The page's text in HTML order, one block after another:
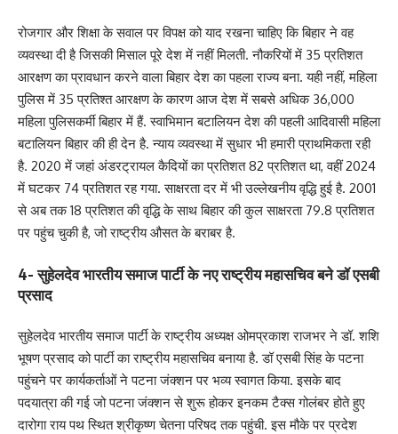
रोजगार और शिक्षा के सवाल पर विपक्ष को याद रखना चाहिए कि बिहार ने वह
व्यवस्था दी है जिसकी मिसाल पूरे देश में नहीं मिलती. नौकरियों में 35 प्रतिशत
आरक्षण का प्रावधान करने वाला बिहार देश का पहला राज्य बना. यही नहीं, महिला
पुलिस में 35 प्रतिश्त आरक्षण के कारण आज देश में सबसे अधिक 36,000
महिला पुलिसकर्मी बिहार में हैं. स्वाभिमान बटालियन देश की पहली आदिवासी महिला
बटालियन बिहार की ही देन है. न्याय व्यवस्था में सुधार भी हमारी प्राथमिकता रही
है. 2020 में जहां अंडरट्रायल कैदियों का प्रतिशत 82 प्रतिशत था, वहीं 2024
में घटकर 74 प्रतिशत रह गया. साक्षरता दर में भी उल्लेखनीय वृद्धि हुई है. 2001
से अब तक 18 प्रतिशत की वृद्धि के साथ बिहार की कुल साक्षरता 79.8 प्रतिशत
पर पहुंच चुकी है, जो राष्ट्रीय औसत के बराबर है.
4- सुहेलदेव भारतीय समाज पार्टी के नए राष्ट्रीय महासचिव बने डॉ एसबी
प्रसाद
सुहेलदेव भारतीय समाज पार्टी के राष्ट्रीय अध्यक्ष ओमप्रकाश राजभर ने डॉ. शशि
भूषण प्रसाद को पार्टी का राष्ट्रीय महासचिव बनाया है. डॉ एसबी सिंह के पटना
पहुंचने पर कार्यकर्ताओं ने पटना जंक्शन पर भव्य स्वागत किया. इसके बाद
पदयात्रा की गई जो पटना जंक्शन से शुरू होकर इनकम टैक्स गोलंबर होते हुए
दारोगा राय पथ स्थित श्रीकृष्ण चेतना परिषद तक पहुंची. इस मौके पर प्रदेश